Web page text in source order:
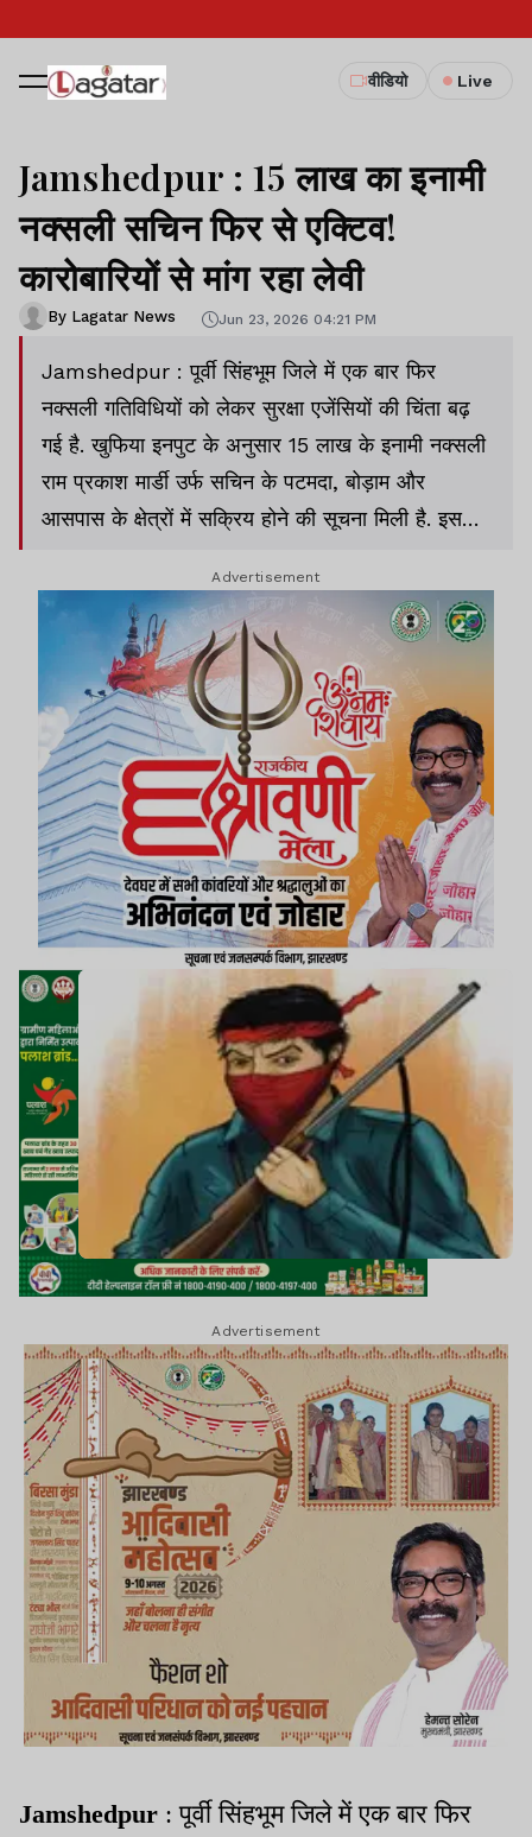
वीडियो Live
Jamshedpur : 15 लाख का इनामी
नक्सली सचिन फिर से एक्टिव!
कारोबारियों से मांग रहा लेवी
By Lagatar News Jun 23, 2026 04:21 PM
Jamshedpur : पूर्वी सिंहभूम जिले में एक बार फिर
नक्सली गतिविधियों को लेकर सुरक्षा एजेंसियों की चिंता बढ़
गई है. खुफिया इनपुट के अनुसार 15 लाख के इनामी नक्सली
राम प्रकाश मार्डी उर्फ सचिन के पटमदा, बोड़ाम और
आसपास के क्षेत्रों में सक्रिय होने की सूचना मिली है. इसके
कर दिया है.
Advertisement
Advertisement
Jamshedpur : पूर्वी सिंहभूम जिले में एक बार फिर